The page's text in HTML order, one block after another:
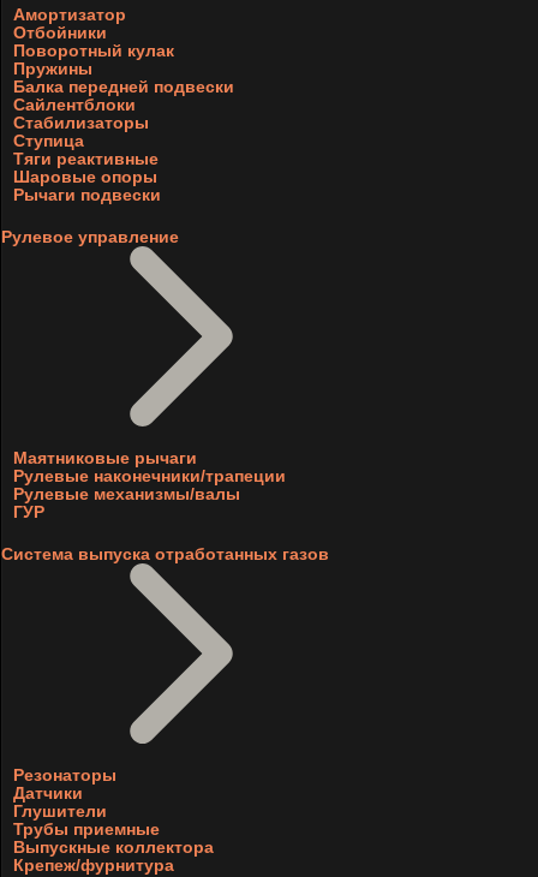
Амортизатор
Отбойники
Поворотный кулак
Пружины
Балка передней подвески
Сайлентблоки
Стабилизаторы
Ступица
Тяги реактивные
Шаровые опоры
Рычаги подвески
Рулевое управление
Маятниковые рычаги
Рулевые наконечники/трапеции
Рулевые механизмы/валы
ГУР
Система выпуска отработанных газов
Резонаторы
Датчики
Глушители
Трубы приемные
Выпускные коллектора
Крепеж/фурнитура